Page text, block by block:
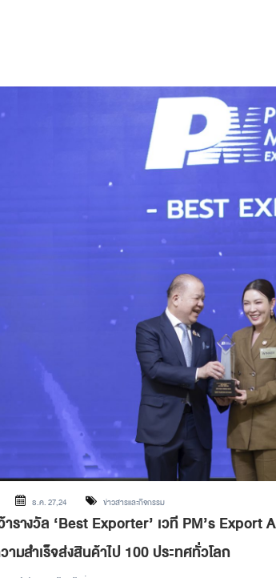
ธ.ค. 27,24 ข่าวสารและกิจกรรม
ารางวัล ‘Best Exporter’ เวที PM’s
ามสำเร็จส่งสินค้าไป 100 ประทศทั่วโลก